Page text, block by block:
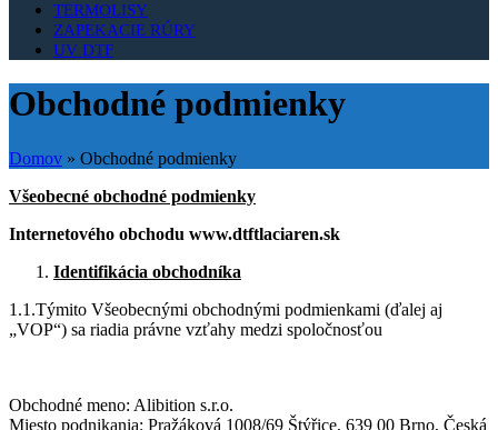
TERMOLISY
ZAPEKACIE RÚRY
UV DTF
Obchodné podmienky
Domov » Obchodné podmienky
Všeobecné obchodné podmienky
Internetového obchodu www.dtftlaciaren.sk
Identifikácia obchodníka
1.1.Týmito Všeobecnými obchodnými podmienkami (ďalej aj
„VOP“) sa riadia právne vzťahy medzi spoločnosťou
Obchodné meno: Alibition s.r.o.
Miesto podnikania: Pražáková 1008/69 Štýřice, 639 00 Brno, Česká